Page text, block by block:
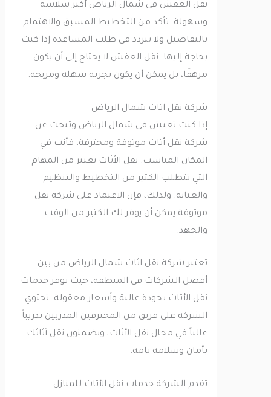
نقل العفش في شمال الرياض أكثر سلاسة
وسهولة. تأكد من التخطيط المسبق والاهتمام
بالتفاصيل ولا تتردد في طلب المساعدة إذا كنت
بحاجة إليها. نقل العفش لا يحتاج إلى أن يكون
مرهقًا، بل يمكن أن يكون تجربة سهلة ومريحة.
شركة نقل اثاث شمال الرياض
إذا كنت تعيش في شمال الرياض وتبحث عن
شركة نقل أثاث موثوقة ومحترفة، فأنت في
المكان المناسب. نقل الأثاث يعتبر من المهام
التي تتطلب الكثير من التخطيط والتنظيم
والعناية. ولذلك، فإن الاعتماد على شركة نقل
موثوقة يمكن أن يوفر لك الكثير من الوقت
والجهد.
تعتبر شركة نقل اثاث شمال الرياض من بين
أفضل الشركات في المنطقة، حيث توفر خدمات
نقل الأثاث بجودة عالية وأسعار معقولة. تحتوي
الشركة على فريق من المحترفين المدربين تدريباً
عالياً في مجال نقل الأثاث، ويضمنون نقل أثاثك
بأمان وسلامة تامة.
تقدم الشركة خدمات نقل الأثاث للمنازل